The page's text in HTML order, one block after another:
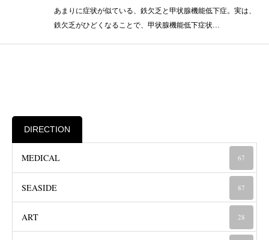
あまりに症状が似ている、鉄欠乏と甲状腺機能低下症。実は、
鉄欠乏がひどくなることで、甲状腺機能低下症状…
DIRECTION
MEDICAL 67
SEASIDE 87
ART 28
WORDS